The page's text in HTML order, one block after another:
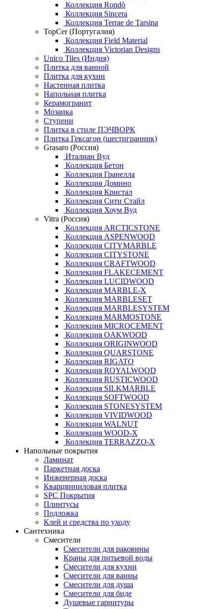
Коллекция Rondò
Коллекция Sincera
Коллекция Terrae de Tarsina
TopCer (Португалия)
Коллекция Field Material
Коллекция Victorian Designs
Unico Tiles (Индия)
Плитка для ванной
Плитка для кухни
Настенная плитка
Напольная плитка
Керамогранит
Мозаика
Ступени
Плитка в стиле ПЭЧВОРК
Плитка Гексагон (шестигранник)
Grasaro (Россия)
Италиан Вуд
Коллекция Бетон
Коллекция Гранелла
Коллекция Домино
Коллекция Кристал
Коллекция Сити Стайл
Коллекция Хоум Вуд
Vitra (Россия)
Коллекция ARCTICSTONE
Коллекция ASPENWOOD
Коллекция CITYMARBLE
Коллекция CITYSTONE
Коллекция CRAFTWOOD
Коллекция FLAKECEMENT
Коллекция LUCIDWOOD
Коллекция MARBLE-X
Коллекция MARBLESET
Коллекция MARBLESYSTEM
Коллекция MARMOSTONE
Коллекция MICROCEMENT
Коллекция OAKWOOD
Коллекция ORIGINWOOD
Коллекция QUARSTONE
Коллекция RIGATO
Коллекция ROYALWOOD
Коллекция RUSTICWOOD
Коллекция SILKMARBLE
Коллекция SOFTWOOD
Коллекция STONESYSTEM
Коллекция VIVIDWOOD
Коллекция WALNUT
Коллекция WOOD-X
Коллекция ТЕRRАZZO-X
Напольные покрытия
Ламинат
Паркетная доска
Инженерная доска
Кварцвиниловая плитка
SPC Покрытия
Плинтусы
Подложка
Клей и средства по уходу
Сантехника
Смесители
Смесители для раковины
Краны для питьевой воды
Смесители для кухни
Смесители для ванны
Смесители для душа
Смесители для биде
Душевые гарнитуры